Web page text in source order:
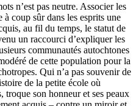
n’est pas neutre. Associer les
coup sûr dans les esprits une
au fil du temps, le statut de
un raccourci d’expliquer les
communautés autochtones
de cette population pour la
Qui n’a pas souvenir de
de la petite école où
troque son honneur et ses peaux